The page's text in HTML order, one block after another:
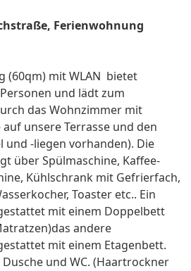
Ferienwohnung
(60qm) mit WLAN bietet
und lädt zum
das Wohnzimmer mit
auf unsere Terrasse und den
und -liegen vorhanden). Die
über Spülmaschine, Kaffee-
Kühlschrank mit Gefrierfach,
Toaster etc.. Ein
mit einem Doppelbett
andere
mit einem Etagenbett.
und WC. (Haartrockner